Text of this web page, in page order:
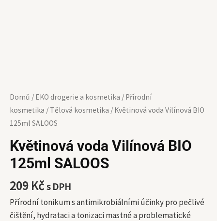
Domů / EKO drogerie a kosmetika / Přírodní
kosmetika / Tělová kosmetika / Květinová voda Vilínová BIO
125ml SALOOS
Květinová voda Vilínová BIO
125ml SALOOS
209 Kčs DPH
Přírodní tonikum s antimikrobiálními účinky pro pečlivé
čištění, hydrataci a tonizaci mastné a problematické